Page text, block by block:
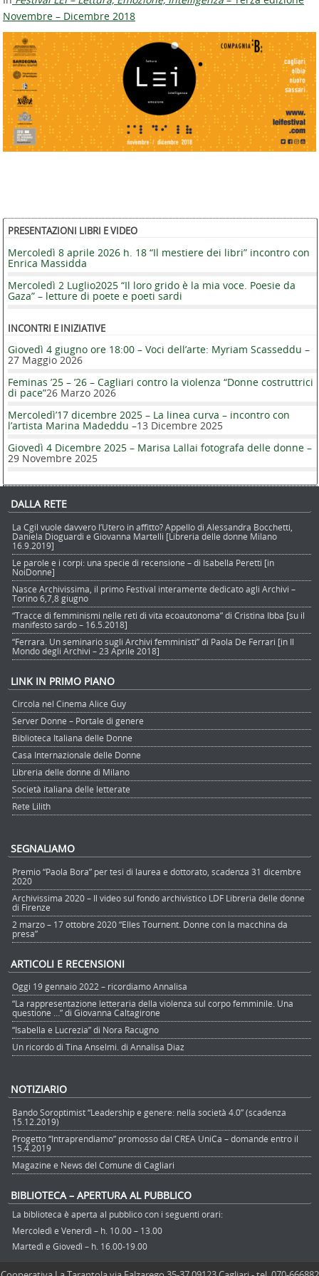
Novembre – Dicembre 2018
PRESENTAZIONI LIBRI E VIDEO
Mercoledì 8 aprile 2026 h. 18 “Il mestiere dei libri” incontro con
Enrica Massidda
Mercoledì 2 Luglio2025 “Il loro grido è la mia voce. Poesie da
Gaza” – letture di poete e poeti sardi
INCONTRI E INIZIATIVE
Giovedì 4 giugno ore 18:00 – Voci dell’arte: Myriam Scasseddu –
27 Maggio 2026
Feminas ’25 – ’26 – Cagliari contro la violenza “Donne costruttrici
di pace”26 Marzo 2026
Mercoledì’17 dicembre 2025 – La linea curva – incontro con
l’artista Marina Madeddu –13 Dicembre 2025
Giovedì 4 Dicembre 2025 – Marisa Lallai fotografa delle donne –
29 Novembre 2025
DALLA RETE
La Cgil vuole davvero l’Utero in affitto? Appello di Alessandra Bocchetti,
Daniela Dioguardi e Giovanna Martelli [Libreria delle donne Milano
16.9.2019]
Le parole e i corpi: una specie di recensione – di Isabella Peretti [in
NoiDonne]
Nasce Archivissima, il primo Festival interamente dedicato agli Archivi –
Torino 6,7,8 giugno
“Tracce di femminismi nelle reti di vita ecoautonoma” di Cristina Ibba [su il
manifesto sardo – 16.5.2018]
“Ferrara. Un seminario sugli Archivi femministi” di Paola De Ferrari [in Il
Mondo degli Archivi – 23 Aprile 2018]
LINK IN PRIMO PIANO
Circola nel Cinema Alice Guy
Server Donne – Portale di genere
Biblioteca Italiana delle Donne
Casa Internazionale delle Donne
Libreria delle donne di Milano
Società italiana delle letterate
Rete Lilith
SEGNALIAMO
Premio “Paola Bora” per tesi di laurea e dottorato, scadenza 31 dicembre
2020
Archivissima 2020 – Il video sul fondo archivistico LDF Libreria delle donne
di Firenze
2 marzo – 17 ottobre 2020 “Elles Tournent. Donne con la macchina da
presa”
ARTICOLI E RECENSIONI
Oggi 19 gennaio 2022 – ricordiamo Annalisa
“La rappresentazione letteraria della violenza sul corpo femminile. Una
questione …” di Giovanna Caltagirone
“Isabella e Lucrezia” di Nora Racugno
Un ricordo di Tina Anselmi. di Annalisa Diaz
NOTIZIARIO
Bando Soroptimist “Leadership e genere: nella società 4.0” (scadenza
15.12.2019)
Progetto “Intraprendiamo” promosso dal CREA UniCa – domande entro il
15.4.2019
Magazine e News del Comune di Cagliari
BIBLIOTECA – APERTURA AL PUBBLICO
La biblioteca è aperta al pubblico con i seguenti orari:
Mercoledì e Venerdì – h. 10.00 – 13.00
Martedì e Giovedì – h. 16.00-19.00